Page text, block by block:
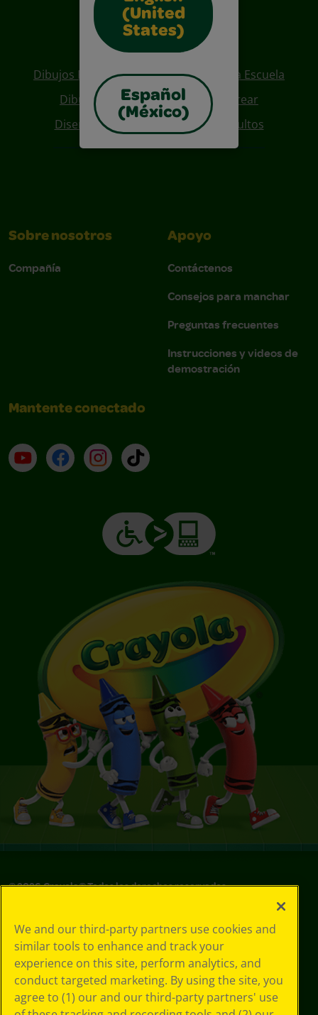
(United
States)
Español
(México)
Also of Interest
Dibujos Para Colorear De Regreso A La Escuela
Dibujos De Personajes Para Colorear
Diseños Para Coloreables Para Adultos
Sobre nosotros
Compañía
Apoyo
Contáctenos
Consejos para manchar
Preguntas frecuentes
Instrucciones y videos de
demostración
Mantente conectado
YouTube (en inglés)
Facebook (en inglés)
Instagram (en inglés)
TikTok
©2026Crayola® Todos los derechos reservados.
de privacidad
Política de
privacidad
Términos de SMS
GDPR
Aviso de
We and our third-party partners use cookies and
similar tools to enhance and track your
experience on this site, perform analytics, and
conduct targeted marketing. By using the site, you
agree to (1) our and our third-party partners' use